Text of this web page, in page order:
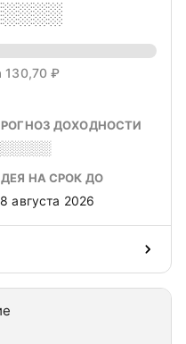
130,70 ₽
ДОХОДНОСТИ
НА СРОК ДО
августа 2026